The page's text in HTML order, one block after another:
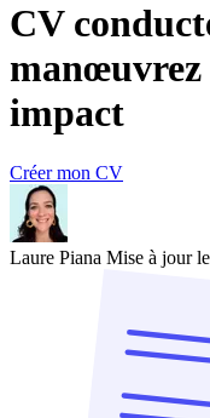
CV
manœuvrez
impact
Créer mon CV
Laure Piana Mise à jour